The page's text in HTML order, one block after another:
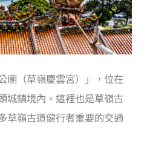
廟（草嶺慶雲宮）」，位在
城鎮境內。這裡也是草嶺古
草嶺古道健行者重要的交通